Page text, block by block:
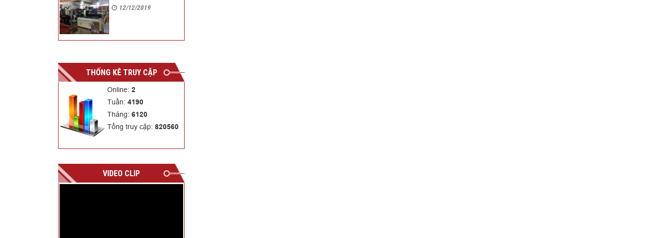
12/12/2019
THỐNG KÊ TRUY CẬP
Online: 2
Tuần: 4190
Tháng: 6120
Tổng truy cập: 820560
VIDEO CLIP